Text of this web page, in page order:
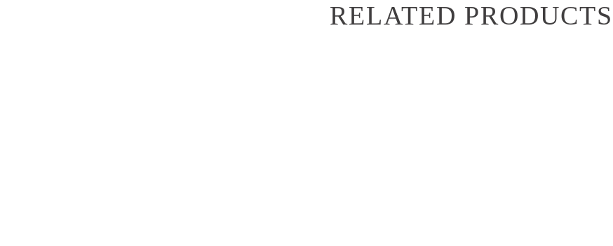
RELATED PRODUCTS